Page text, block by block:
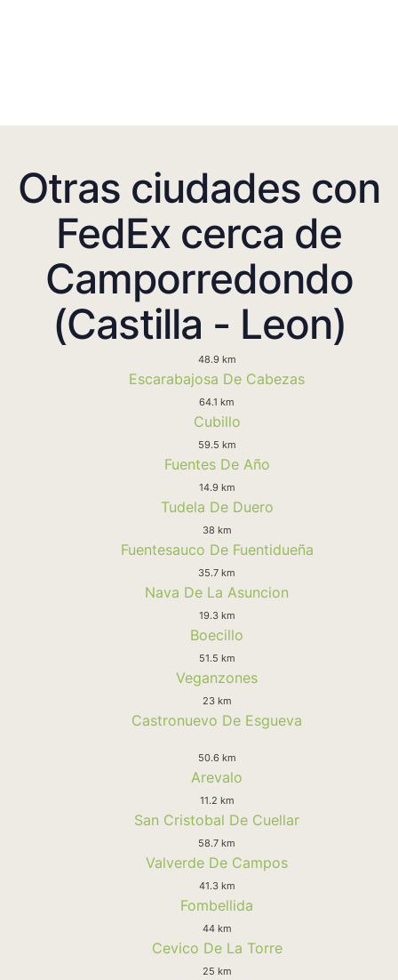
Otras ciudades con
FedEx cerca de
Camporredondo
(Castilla - Leon)
48.9 km
Escarabajosa De Cabezas
64.1 km
Cubillo
59.5 km
Fuentes De Año
14.9 km
Tudela De Duero
38 km
Fuentesauco De Fuentidueña
35.7 km
Nava De La Asuncion
19.3 km
Boecillo
51.5 km
Veganzones
23 km
Castronuevo De Esgueva
50.6 km
Arevalo
11.2 km
San Cristobal De Cuellar
58.7 km
Valverde De Campos
41.3 km
Fombellida
44 km
Cevico De La Torre
25 km